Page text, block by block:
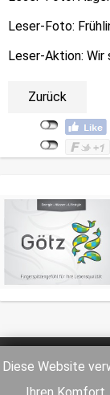
Diese Website
Leser-Foto:
Leser-Aktion: Wir
Zurück